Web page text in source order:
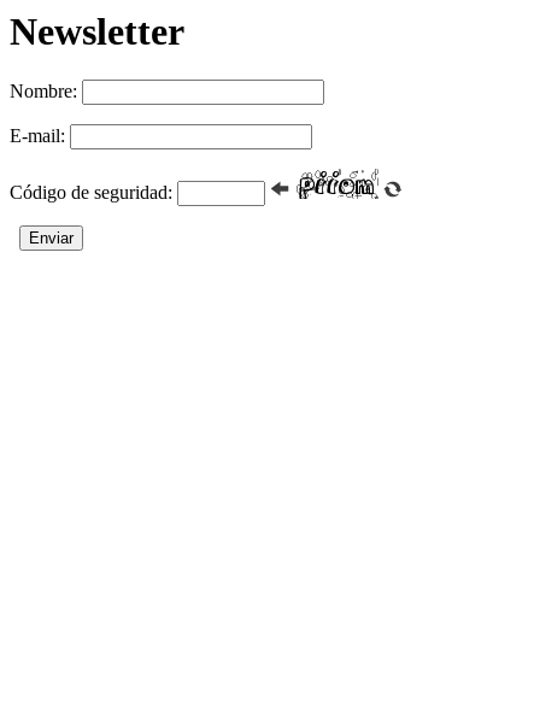
Newsletter
Nombre:
E-mail:
Código de seguridad:
Enviar